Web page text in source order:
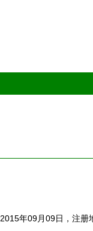
年09月09日，注册